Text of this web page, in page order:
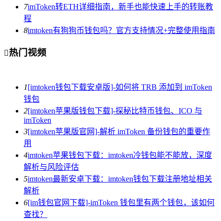
7imToken转ETH详细指南，新手也能快速上手的转账教
程
8imtoken有狗狗币钱包吗？官方支持情况+完整使用指南
热门视频
1[imtoken钱包下载安卓版]-如何将 TRB 添加到 imToken
钱包
2[imtoken苹果版钱包下载]-探秘比特币钱包、ICO 与
imToken
3[imtoken苹果版官网]-解析 imToken 备份钱包的重要作
用
4imtoken苹果钱包下载：imtoken冷钱包能不能放，深度
解析与风险评估
5imtoken最新安卓下载：imtoken钱包下载注册地址相关
解析
6[im钱包官网下载]-imToken 钱包里有两个钱包，该如何
查找？